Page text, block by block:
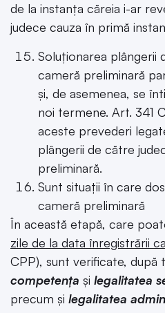
de la instanța căreia i-ar
judece cauza în primă
Soluționarea plângerii
cameră preliminară
și, de asemenea, se
noi termene. Art. 341
aceste prevederi
plângerii de către
preliminară.
Sunt situații în care
cameră preliminară
În această etapă, care
zile de la data înregistrării
CPP), sunt verificate, după
competența și legalitatea
precum și legalitatea